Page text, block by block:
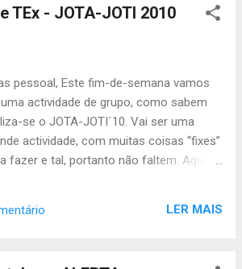
TEx - JOTA-JOTI 2010
pessoal, Este fim-de-semana vamos
actividade de grupo, como sabem
se o JOTA-JOTI´10. Vai ser uma
actividade, com muitas coisas “fixes”
fazer e tal, portanto não faltem. Aqui
às 9h30 no Grupo Final: Sábado às
LER MAIS